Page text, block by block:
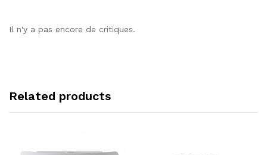
Il n'y a pas encore de critiques.
Related products